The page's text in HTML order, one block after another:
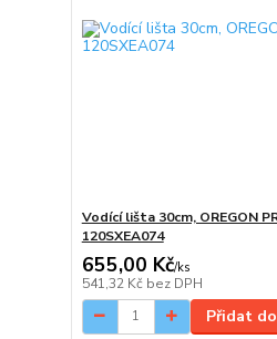
Vodící lišta 30cm, OREGON
120SXEA074
655,00 Kč/ks
541,32 Kč bez DPH
Přidat